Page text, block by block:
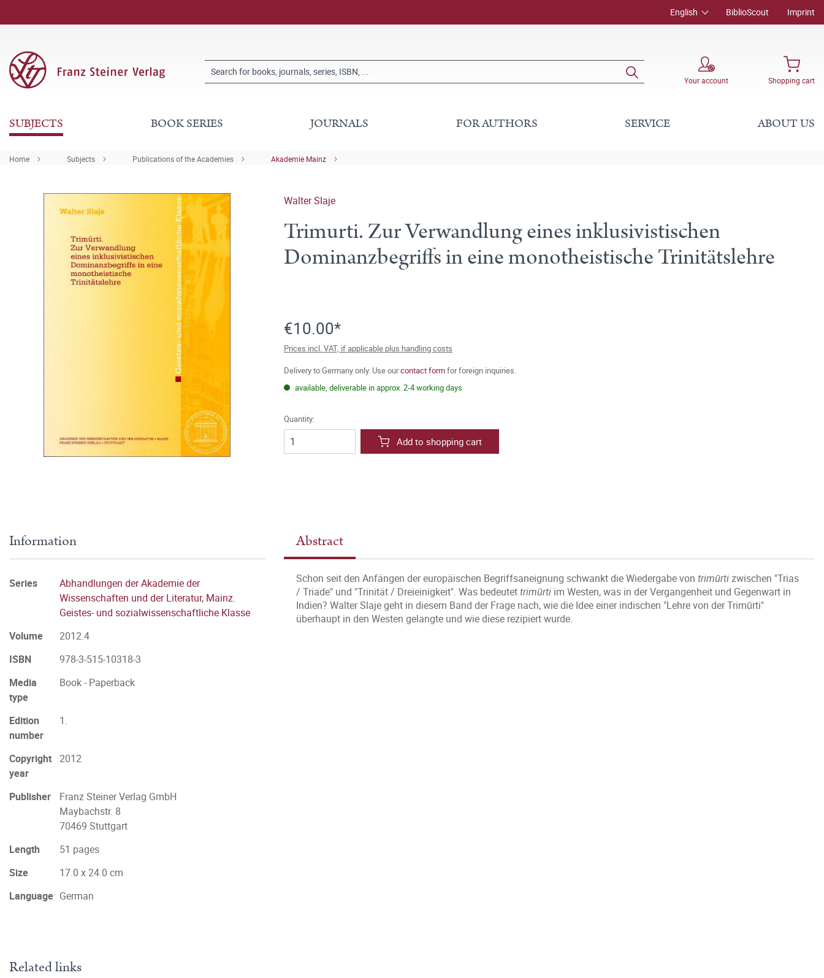
English BiblioScout Imprint
Your account Shopping cart
SUBJECTS BOOK SERIES JOURNALS FOR AUTHORS SERVICE ABOUT US
Home Subjects Publications of the Academies Akademie Mainz
Walter Slaje
Trimurti. Zur Verwandlung eines inklusivistischen
Dominanzbegriffs in eine monotheistische Trinitätslehre
€10.00*
Prices incl. VAT, if applicable plus handling costs
Delivery to Germany only. Use ourcontact formfor foreign inquiries.
available, deliverable in approx. 2-4 working days
Quantity:
Add to shopping cart
Abstract
Schon seit den Anfängen der europäischen Begriffsaneignung schwankt die Wiedergabe von trimūrtizwischen "Trias
/ Triade" und "Trinität / Dreieinigkeit". Was bedeutettrimūrti im Westen, was in der Vergangenheit und Gegenwart in
Indien? Walter Slaje geht in diesem Band der Frage nach, wie die Idee einer indischen "Lehre von der Trimūrti"
überhaupt in den Westen gelangte und wie diese rezipiert wurde.
Information
Series
Abhandlungen der Akademie der
Wissenschaften und der Literatur, Mainz.
Geistes- und sozialwissenschaftliche Klasse
Volume
2012.4
ISBN
978-3-515-10318-3
Media
type
Book - Paperback
Edition
number
1.
Copyright
year
2012
Publisher
Franz Steiner Verlag GmbH
Maybachstr. 8
70469 Stuttgart
Length
51 pages
Size
17.0 x 24.0 cm
Language German
Related links